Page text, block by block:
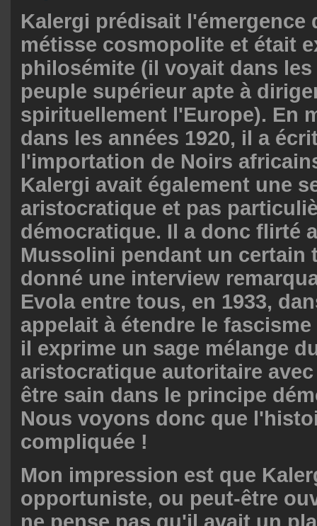
Kalergi prédisait l'émergence
métisse cosmopolite et était
philosémite (il voyait dans
peuple supérieur apte à
spirituellement l'Europe). En
dans les années 1920, il a
l'importation de Noirs
Kalergi avait également une
aristocratique et pas
démocratique. Il a donc flirté
Mussolini pendant un certain
donné une interview
Evola entre tous, en 1933,
appelait à étendre le
il exprime un sage mélange
aristocratique autoritaire
être sain dans le principe
Nous voyons donc que
compliquée !
Mon impression est que
opportuniste, ou peut-être